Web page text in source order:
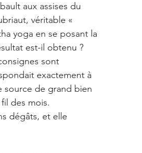
aux assises du
véritable «
yoga en se posant la
est-il obtenu ?
sont
exactement à
source de grand bien
des mois.
dégâts, et elle